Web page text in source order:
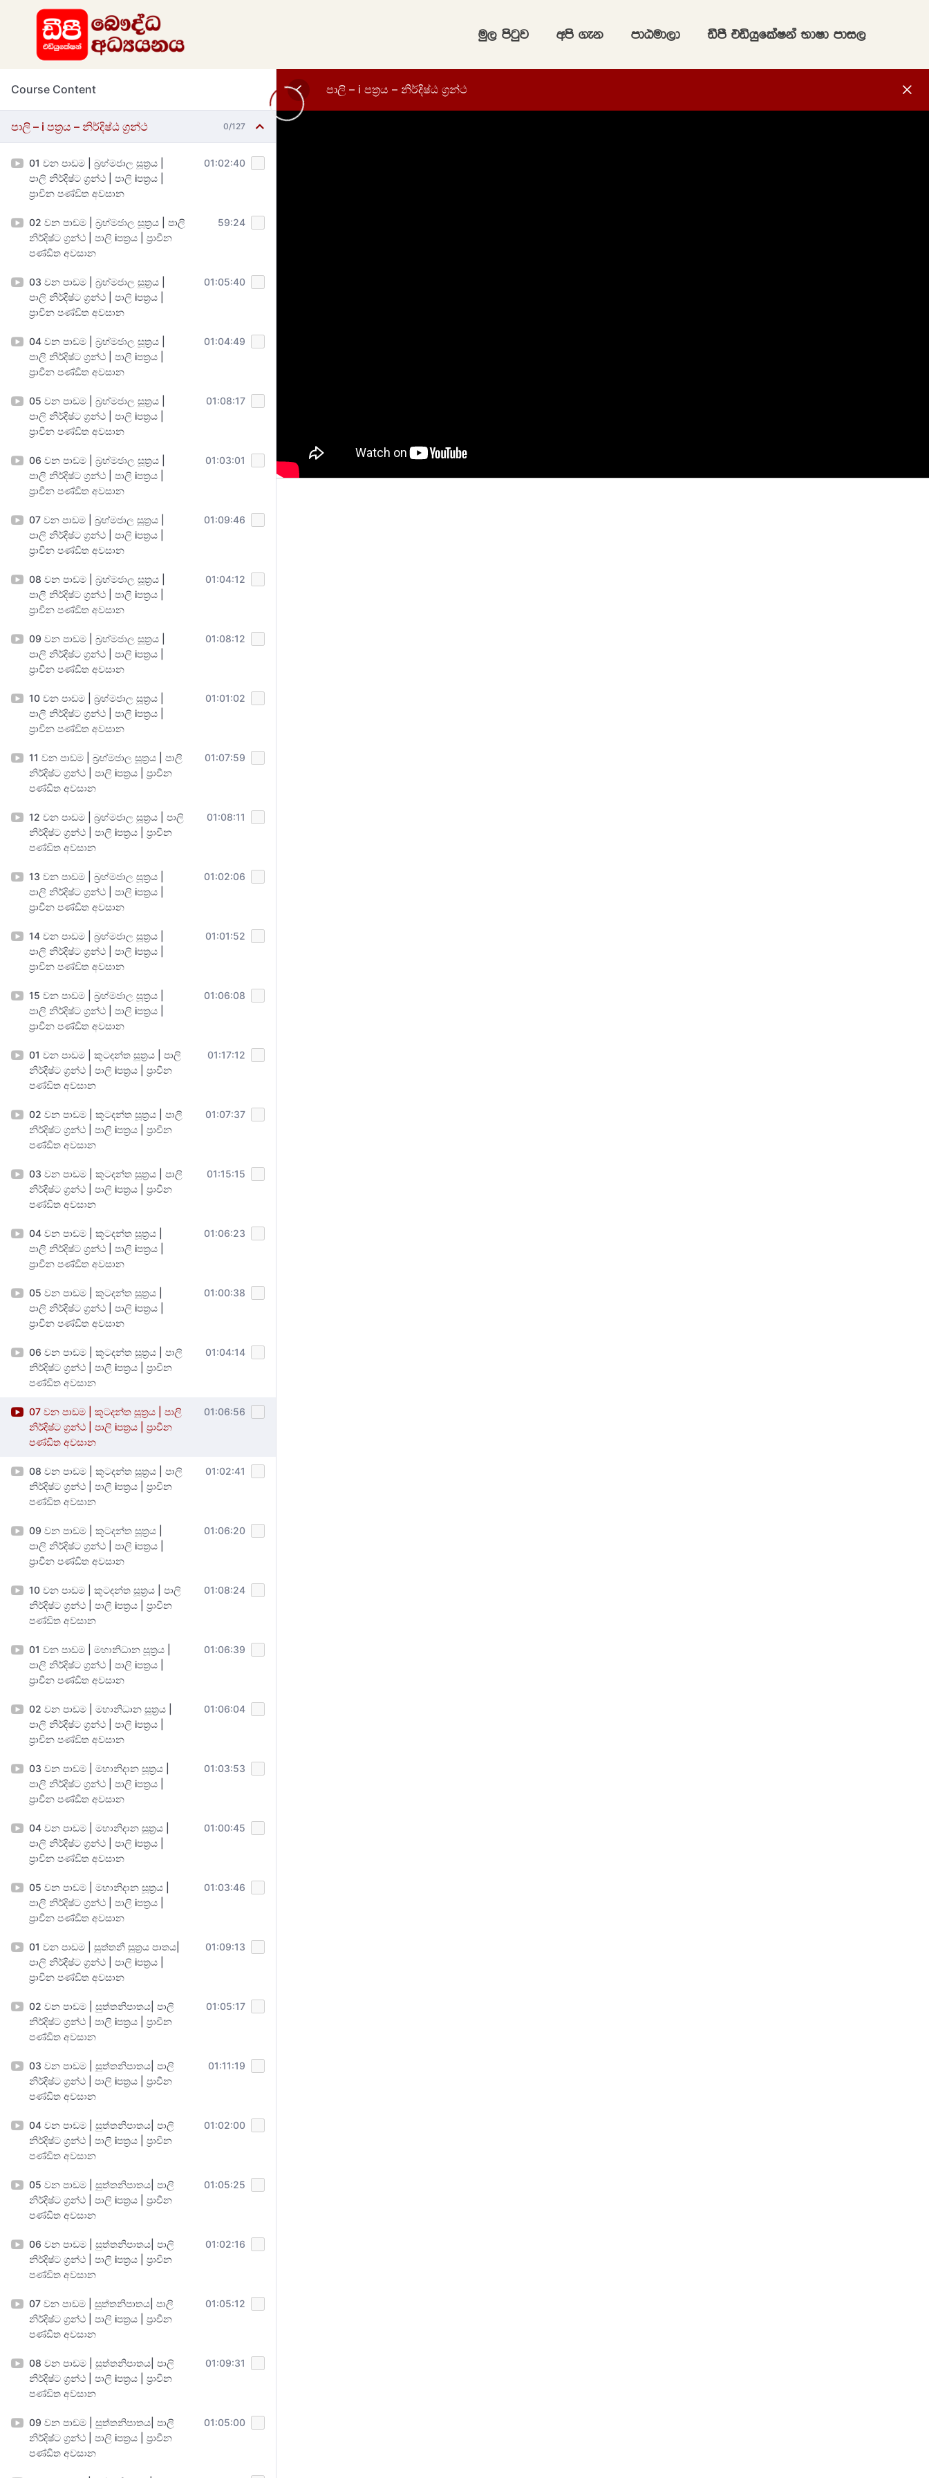
uq, msgqj wms .ek mdGud,d ãmS tähqflaIka NdId mdi,
Course Content
පාලි – i පත්‍රය – නිර්දිෂ්ඨ ග්‍රන්ථ 0/127
01 වන පාඩම | බ්‍රහ්මජාල සූත්‍රය |
පාලි නිර්දිෂ්ට ග්‍රන්ථ | පාලි iපත්‍රය |
ප්‍රාචීන පණ්ඩිත අවසාන
01:02:40
02 වන පාඩම | බ්‍රහ්මජාල සූත්‍රය | පාලි
නිර්දිෂ්ට ග්‍රන්ථ | පාලි iපත්‍රය | ප්‍රාචීන
පණ්ඩිත අවසාන
59:24
03 වන පාඩම | බ්‍රහ්මජාල සූත්‍රය |
පාලි නිර්දිෂ්ට ග්‍රන්ථ | පාලි iපත්‍රය |
ප්‍රාචීන පණ්ඩිත අවසාන
01:05:40
04 වන පාඩම | බ්‍රහ්මජාල සූත්‍රය |
පාලි නිර්දිෂ්ට ග්‍රන්ථ | පාලි iපත්‍රය |
ප්‍රාචීන පණ්ඩිත අවසාන
01:04:49
05 වන පාඩම | බ්‍රහ්මජාල සූත්‍රය |
පාලි නිර්දිෂ්ට ග්‍රන්ථ | පාලි iපත්‍රය |
ප්‍රාචීන පණ්ඩිත අවසාන
01:08:17
06 වන පාඩම | බ්‍රහ්මජාල සූත්‍රය |
පාලි නිර්දිෂ්ට ග්‍රන්ථ | පාලි iපත්‍රය |
ප්‍රාචීන පණ්ඩිත අවසාන
01:03:01
07 වන පාඩම | බ්‍රහ්මජාල සූත්‍රය |
පාලි නිර්දිෂ්ට ග්‍රන්ථ | පාලි iපත්‍රය |
ප්‍රාචීන පණ්ඩිත අවසාන
01:09:46
08 වන පාඩම | බ්‍රහ්මජාල සූත්‍රය |
පාලි නිර්දිෂ්ට ග්‍රන්ථ | පාලි iපත්‍රය |
ප්‍රාචීන පණ්ඩිත අවසාන
01:04:12
09 වන පාඩම | බ්‍රහ්මජාල සූත්‍රය |
පාලි නිර්දිෂ්ට ග්‍රන්ථ | පාලි iපත්‍රය |
ප්‍රාචීන පණ්ඩිත අවසාන
01:08:12
10 වන පාඩම | බ්‍රහ්මජාල සූත්‍රය |
පාලි නිර්දිෂ්ට ග්‍රන්ථ | පාලි iපත්‍රය |
ප්‍රාචීන පණ්ඩිත අවසාන
01:01:02
11 වන පාඩම | බ්‍රහ්මජාල සූත්‍රය | පාලි
නිර්දිෂ්ට ග්‍රන්ථ | පාලි iපත්‍රය | ප්‍රාචීන
පණ්ඩිත අවසාන
01:07:59
12 වන පාඩම | බ්‍රහ්මජාල සූත්‍රය | පාලි
නිර්දිෂ්ට ග්‍රන්ථ | පාලි iපත්‍රය | ප්‍රාචීන
පණ්ඩිත අවසාන
01:08:11
13 වන පාඩම | බ්‍රහ්මජාල සූත්‍රය |
පාලි නිර්දිෂ්ට ග්‍රන්ථ | පාලි iපත්‍රය |
ප්‍රාචීන පණ්ඩිත අවසාන
01:02:06
14 වන පාඩම | බ්‍රහ්මජාල සූත්‍රය |
පාලි නිර්දිෂ්ට ග්‍රන්ථ | පාලි iපත්‍රය |
ප්‍රාචීන පණ්ඩිත අවසාන
01:01:52
15 වන පාඩම | බ්‍රහ්මජාල සූත්‍රය |
පාලි නිර්දිෂ්ට ග්‍රන්ථ | පාලි iපත්‍රය |
ප්‍රාචීන පණ්ඩිත අවසාන
01:06:08
01 වන පාඩම | කූටදන්ත සූත්‍රය | පාලි
නිර්දිෂ්ට ග්‍රන්ථ | පාලි iපත්‍රය | ප්‍රාචීන
පණ්ඩිත අවසාන
01:17:12
02 වන පාඩම | කූටදන්ත සූත්‍රය | පාලි
නිර්දිෂ්ට ග්‍රන්ථ | පාලි iපත්‍රය | ප්‍රාචීන
පණ්ඩිත අවසාන
01:07:37
03 වන පාඩම | කූටදන්ත සූත්‍රය | පාලි
නිර්දිෂ්ට ග්‍රන්ථ | පාලි iපත්‍රය | ප්‍රාචීන
පණ්ඩිත අවසාන
01:15:15
04 වන පාඩම | කූටදන්ත සූත්‍රය |
පාලි නිර්දිෂ්ට ග්‍රන්ථ | පාලි iපත්‍රය |
ප්‍රාචීන පණ්ඩිත අවසාන
01:06:23
05 වන පාඩම | කූටදන්ත සූත්‍රය |
පාලි නිර්දිෂ්ට ග්‍රන්ථ | පාලි iපත්‍රය |
ප්‍රාචීන පණ්ඩිත අවසාන
01:00:38
06 වන පාඩම | කූටදන්ත සූත්‍රය | පාලි
නිර්දිෂ්ට ග්‍රන්ථ | පාලි iපත්‍රය | ප්‍රාචීන
පණ්ඩිත අවසාන
01:04:14
07 වන පාඩම | කූටදන්ත සූත්‍රය | පාලි
නිර්දිෂ්ට ග්‍රන්ථ | පාලි iපත්‍රය | ප්‍රාචීන
පණ්ඩිත අවසාන
01:06:56
08 වන පාඩම | කූටදන්ත සූත්‍රය | පාලි
නිර්දිෂ්ට ග්‍රන්ථ | පාලි iපත්‍රය | ප්‍රාචීන
පණ්ඩිත අවසාන
01:02:41
09 වන පාඩම | කූටදන්ත සූත්‍රය |
පාලි නිර්දිෂ්ට ග්‍රන්ථ | පාලි iපත්‍රය |
ප්‍රාචීන පණ්ඩිත අවසාන
01:06:20
10 වන පාඩම | කූටදන්ත සූත්‍රය | පාලි
නිර්දිෂ්ට ග්‍රන්ථ | පාලි iපත්‍රය | ප්‍රාචීන
පණ්ඩිත අවසාන
01:08:24
01 වන පාඩම | මහානිධාන සූත්‍රය |
පාලි නිර්දිෂ්ට ග්‍රන්ථ | පාලි iපත්‍රය |
ප්‍රාචීන පණ්ඩිත අවසාන
01:06:39
02 වන පාඩම | මහානිධාන සූත්‍රය |
පාලි නිර්දිෂ්ට ග්‍රන්ථ | පාලි iපත්‍රය |
ප්‍රාචීන පණ්ඩිත අවසාන
01:06:04
03 වන පාඩම | මහානිදාන සූත්‍රය |
පාලි නිර්දිෂ්ට ග්‍රන්ථ | පාලි iපත්‍රය |
ප්‍රාචීන පණ්ඩිත අවසාන
01:03:53
04 වන පාඩම | මහානිදාන සූත්‍රය |
පාලි නිර්දිෂ්ට ග්‍රන්ථ | පාලි iපත්‍රය |
ප්‍රාචීන පණ්ඩිත අවසාන
01:00:45
05 වන පාඩම | මහානිදාන සූත්‍රය |
පාලි නිර්දිෂ්ට ග්‍රන්ථ | පාලි iපත්‍රය |
ප්‍රාචීන පණ්ඩිත අවසාන
01:03:46
01 වන පාඩම | සුත්තනී සූත්‍රය පාතය|
පාලි නිර්දිෂ්ට ග්‍රන්ථ | පාලි iපත්‍රය |
ප්‍රාචීන පණ්ඩිත අවසාන
01:09:13
02 වන පාඩම | සුත්තනිපාතය| පාලි
නිර්දිෂ්ට ග්‍රන්ථ | පාලි iපත්‍රය | ප්‍රාචීන
පණ්ඩිත අවසාන
01:05:17
03 වන පාඩම | සුත්තනිපාතය| පාලි
නිර්දිෂ්ට ග්‍රන්ථ | පාලි iපත්‍රය | ප්‍රාචීන
පණ්ඩිත අවසාන
01:11:19
04 වන පාඩම | සුත්තනිපාතය| පාලි
නිර්දිෂ්ට ග්‍රන්ථ | පාලි iපත්‍රය | ප්‍රාචීන
පණ්ඩිත අවසාන
01:02:00
05 වන පාඩම | සුත්තනිපාතය| පාලි
නිර්දිෂ්ට ග්‍රන්ථ | පාලි iපත්‍රය | ප්‍රාචීන
පණ්ඩිත අවසාන
01:05:25
06 වන පාඩම | සුත්තනිපාතය| පාලි
නිර්දිෂ්ට ග්‍රන්ථ | පාලි iපත්‍රය | ප්‍රාචීන
පණ්ඩිත අවසාන
01:02:16
07 වන පාඩම | සුත්තනිපාතය| පාලි
නිර්දිෂ්ට ග්‍රන්ථ | පාලි iපත්‍රය | ප්‍රාචීන
පණ්ඩිත අවසාන
01:05:12
08 වන පාඩම | සුත්තනිපාතය| පාලි
නිර්දිෂ්ට ග්‍රන්ථ | පාලි iපත්‍රය | ප්‍රාචීන
පණ්ඩිත අවසාන
01:09:31
09 වන පාඩම | සුත්තනිපාතය| පාලි
නිර්දිෂ්ට ග්‍රන්ථ | පාලි iපත්‍රය | ප්‍රාචීන
පණ්ඩිත අවසාන
01:05:00
පාලි – i පත්‍රය – නිර්දිෂ්ඨ ග්‍රන්ථ